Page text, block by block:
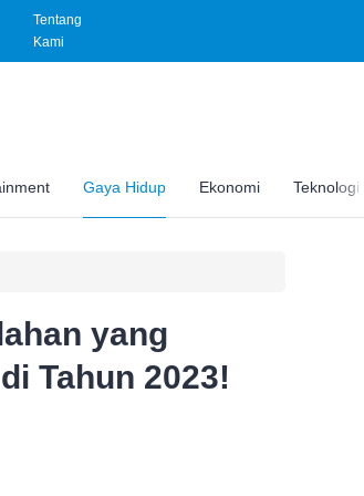
Tentang
Kami
Gaya Hidup Ekonomi Teknologi
yang
Tahun 2023!